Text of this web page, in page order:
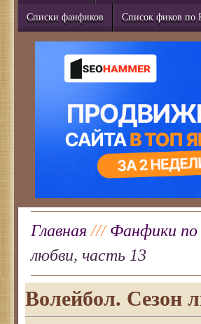
Списки фанфиков Список фиков по
Главная ///Фанфики по
любви, часть 13
Волейбол. Сезон